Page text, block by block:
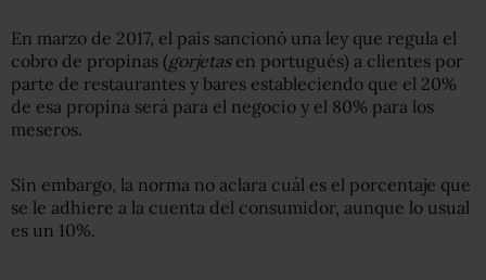
En marzo de 2017, el país sancionó una ley que regula el
cobro de propinas (gorjetas en portugués) a clientes por
parte de restaurantes y bares estableciendo que el 20%
de esa propina será para el negocio y el 80% para los
meseros.
Sin embargo, la norma no aclara cuál es el porcentaje que
se le adhiere a la cuenta del consumidor, aunque lo usual
es un 10%.